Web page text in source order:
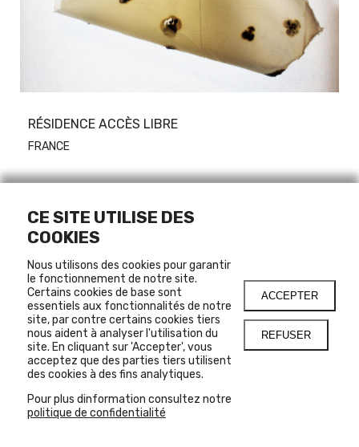
RÉSIDENCE ACCÈS LIBRE
FRANCE
ALEJANDRA BONILLA
RESTREPO
CE SITE UTILISE DES
COOKIES
Nous utilisons des cookies pour garantir
le fonctionnement de notre site.
Certains cookies de base sont
essentiels aux fonctionnalités de notre
site, par contre certains cookies tiers
nous aident à analyser l'utilisation du
site. En cliquant sur 'Accepter', vous
acceptez que des parties tiers utilisent
des cookies à des fins analytiques.
Pour plus dinformation consultez notre
politique de confidentialité
ACCEPTER
REFUSER